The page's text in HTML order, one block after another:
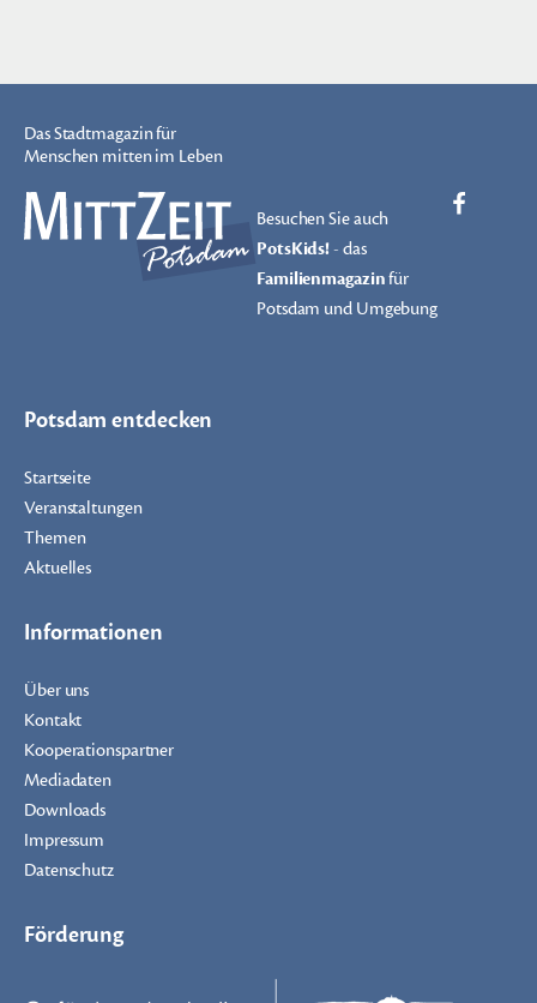
Das Stadtmagazin für
Menschen mitten im Leben
Besuchen Sie auch
PotsKids!- das
Familienmagazinfür
Potsdam und Umgebung
Potsdam entdecken
Startseite
Veranstaltungen
Themen
Aktuelles
Informationen
Über uns
Kontakt
Kooperationspartner
Mediadaten
Downloads
Impressum
Datenschutz
Förderung